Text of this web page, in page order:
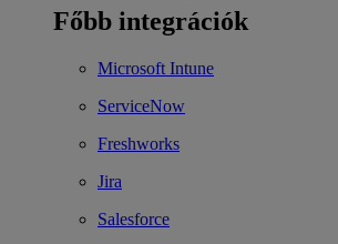
Főbb integrációk
Microsoft Intune
ServiceNow
Freshworks
Jira
Salesforce